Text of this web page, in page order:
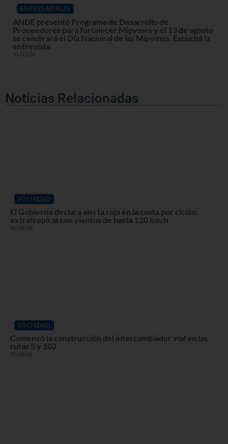
EMPRESARIALES
ANDE presentó Programa de Desarrollo de
Proveedores para fortalecer Mipymes y el 13 de agosto
se celebrará el Día Nacional de las Mipymes. Escuchá la
entrevista
31/07/26
Noticias Relacionadas
SOCIEDAD
El Gobierno declara alerta roja en la costa por ciclón
extratropical con vientos de hasta 120 km/h
06/08/26
SOCIEDAD
Comenzó la construcción del intercambiador vial en las
rutas 5 y 102
05/08/26